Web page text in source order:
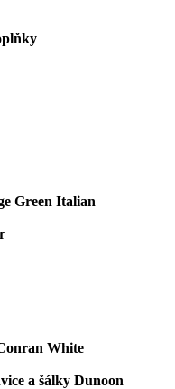
Green Italian
White
a šálky Dunoon